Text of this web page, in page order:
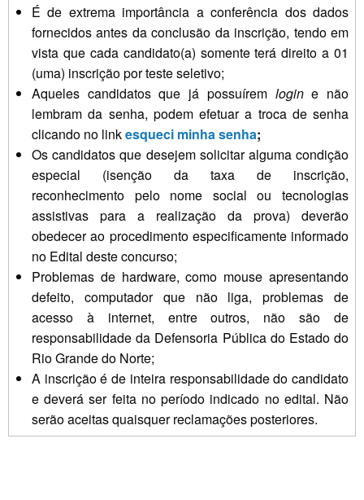
É de extrema importância a conferência dos dados
fornecidos antes da conclusão da inscrição, tendo em
vista que cada candidato(a) somente terá direito a 01
(uma) inscrição por teste seletivo;
Aqueles candidatos que já possuírem logine não
lembram da senha, podem efetuar a troca de senha
clicando no linkesqueci minha senha;
Os candidatos que desejem solicitar alguma condição
especial (isenção da taxa de inscrição,
reconhecimento pelo nome social ou tecnologias
assistivas para a realização da prova) deverão
obedecer ao procedimento especificamente informado
no Edital deste concurso;
Problemas de hardware, como mouse apresentando
defeito, computador que não liga, problemas de
acesso à internet, entre outros, não são de
responsabilidade da Defensoria Pública do Estado do
Rio Grande do Norte;
A inscrição é de inteira responsabilidade do candidato
e deverá ser feita no período indicado no edital. Não
serão aceitas quaisquer reclamações posteriores.